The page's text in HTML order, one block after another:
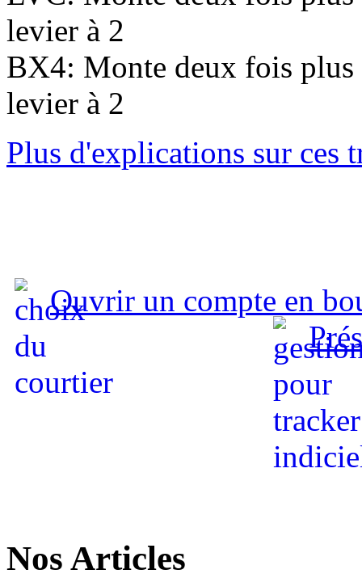
levier à 2
BX4: Monte deux fois
levier à 2
Plus d'explications sur ces
Ouvrir un compte en
Nos Articles